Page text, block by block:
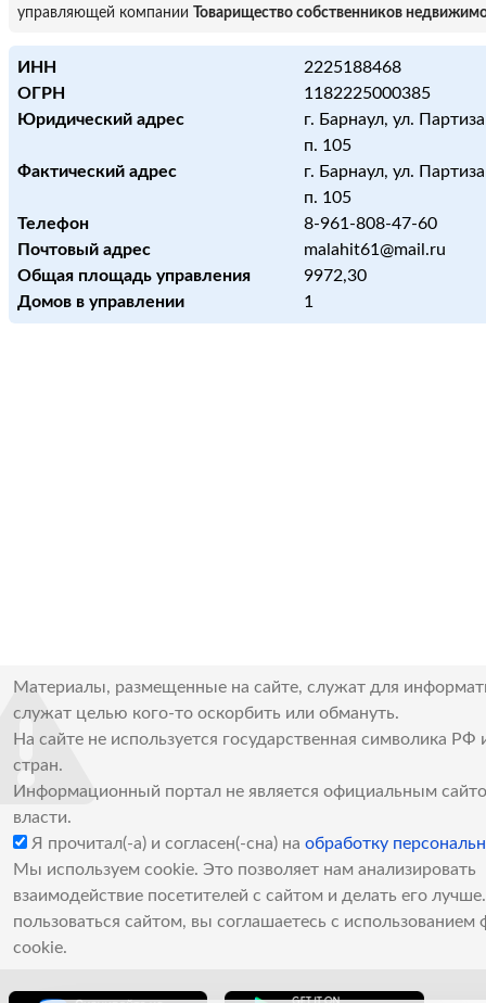
управляющей компании
Товарищество собственников
ИНН
2225188468
ОГРН
1182225000385
Юридический адрес
г. Барнаул, ул.
п. 105
Фактический адрес
г. Барнаул, ул.
п. 105
Телефон
8-961-808-47-60
Почтовый адрес
malahit61@mail.ru
Общая площадь управления
9972,30
Домов в управлении
1
Материалы, размещенные на сайте, служат для
служат целью кого-то оскорбить или обмануть.
На сайте не используется государственная символика РФ
стран.
Информационный портал не является официальным
власти.
Я прочитал(-а) и согласен(-сна) на обработку
Мы используем cookie. Это позволяет нам анализировать
взаимодействие посетителей с сайтом и делать его
пользоваться сайтом, вы соглашаетесь с использованием
cookie.